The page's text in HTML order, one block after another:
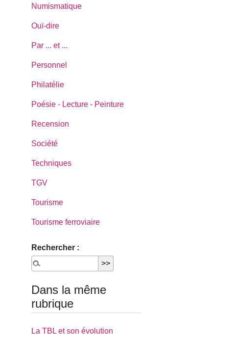
Numismatique
Ouï-dire
Par ... et ...
Personnel
Philatélie
Poésie - Lecture - Peinture
Recension
Société
Techniques
TGV
Tourisme
Tourisme ferroviaire
Rechercher :
Dans la même
rubrique
La TBL et son évolution